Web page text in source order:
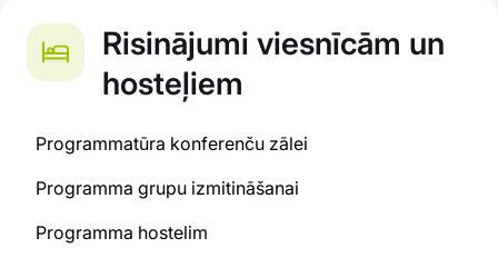
Risinājumi viesnīcām un
hosteļiem
Programmatūra konferenču zālei
Programma grupu izmitināšanai
Programma hostelim